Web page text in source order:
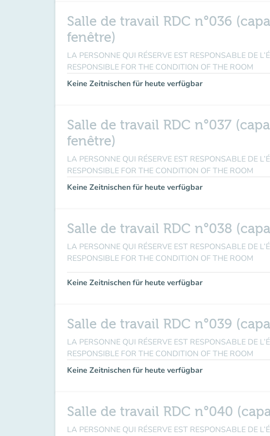
Salle de travail RDC n°036
fenêtre)
LA PERSONNE QUI RÉSERVE EST RESPONSABLE DE
RESPONSIBLE FOR THE CONDITION OF THE ROOM
Keine Zeitnischen für heute verfügbar
Salle de travail RDC n°037
fenêtre)
LA PERSONNE QUI RÉSERVE EST RESPONSABLE DE
RESPONSIBLE FOR THE CONDITION OF THE ROOM
Keine Zeitnischen für heute verfügbar
Salle de travail RDC n°038
LA PERSONNE QUI RÉSERVE EST RESPONSABLE DE
RESPONSIBLE FOR THE CONDITION OF THE ROOM
Keine Zeitnischen für heute verfügbar
Salle de travail RDC n°039
LA PERSONNE QUI RÉSERVE EST RESPONSABLE DE
RESPONSIBLE FOR THE CONDITION OF THE ROOM
Keine Zeitnischen für heute verfügbar
Salle de travail RDC n°040
LA PERSONNE QUI RÉSERVE EST RESPONSABLE DE